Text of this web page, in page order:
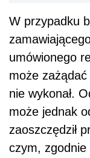
W przypadku
umówionego
może zażądać
nie wykonał.
może jednak
zaoszczędził
czym, zgodnie